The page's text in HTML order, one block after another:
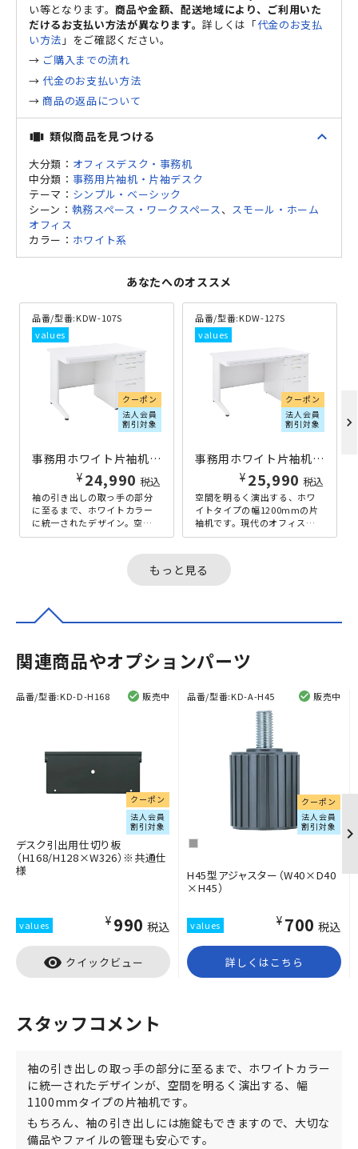
い等となります。商品や金額、配送地域により、ご利用いた
だけるお支払い方法が異なります。詳しくは「代金のお支払
い方法 」をご確認ください。
→ ご購入までの流れ
→代金のお支払い方法
→ 商品の返品について
view_carousel 類似商品を見つける expand_less
大分類： オフィスデスク・事務机
中分類： 事務用片袖机・片袖デスク
テーマ： シンプル・ベーシック
シーン： 執務スペース・ワークスペース、 スモール・ホーム
オフィス
カラー： ホワイト系
あなたへのオススメ
品番/型番:KDW-107S
クーポン
法人会員
割引対象
事務用ホワイト片袖机 W1000×D700×H700 ホワイト
¥ 24,990 税込
袖の引き出しの取っ手の部分
に至るまで、ホワイトカラー
に統一されたデザイン。空間
を明るく演出する、幅
品番/型番:KDW-127S
クーポン
法人会員
割引対象
事務用ホワイト片袖机 W1200×D700×H700 ホワイト
¥ 25,990 税込
空間を明るく演出する、ホワ
イトタイプの幅1200mmの片
袖机です。現代のオフィスシ
ーンで使われているデスクサ
サイズ...
chevron_right
もっと見る
関連商品やオプションパーツ
品番/型番:KD-D-H168 販売中
クーポン
法人会員
割引対象
デスク引出用仕切り板
（H168/H128×W326）※共通仕
様
¥990 税込
visibility クイックビュー
品番/型番:KD-A-H45 販売中
クーポン
法人会員
割引対象
H45型アジャスター（W40×D40
×H45）
¥700 税込
詳しくはこちら
スタッフコメント
袖の引き出しの取っ手の部分に至るまで、ホワイトカラー
に統一されたデザインが、空間を明るく演出する、幅
1100mmタイプの片袖机です。
もちろん、袖の引き出しには施錠もできますので、大切な
備品やファイルの管理も安心です。